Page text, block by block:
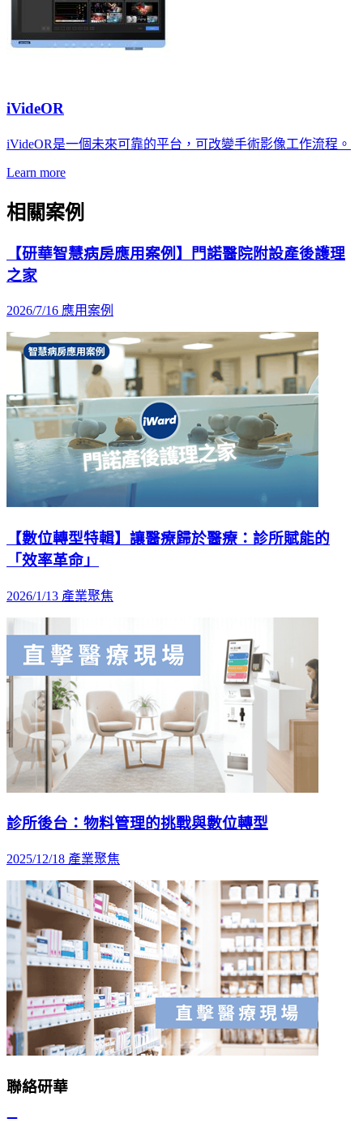
iVideOR
iVideOR是一個未來可靠的平台，可改變手術影像工作流程。
Learn more
相關案例
【研華智慧病房應用案例】門諾醫院附設產後護理
之家
2026/7/16 應用案例
【數位轉型特輯】讓醫療歸於醫療：診所賦能的
「效率革命」
2026/1/13 產業聚焦
診所後台：物料管理的挑戰與數位轉型
2025/12/18 產業聚焦
聯絡研華